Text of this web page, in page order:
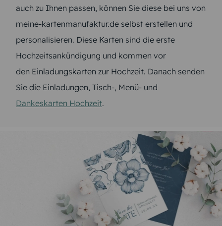
auch zu Ihnen passen, können Sie diese bei uns von
meine-kartenmanufaktur.de selbst erstellen und
personalisieren. Diese Karten sind die erste
Hochzeitsankündigung und kommen vor
den Einladungskarten zur Hochzeit. Danach senden
Sie die Einladungen, Tisch-, Menü- und
Dankeskarten Hochzeit.